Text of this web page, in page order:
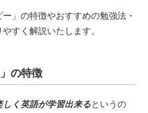
」の特徴やおすすめの勉強法・
すく解説いたします。
の特徴
く英語が学習出来るというの